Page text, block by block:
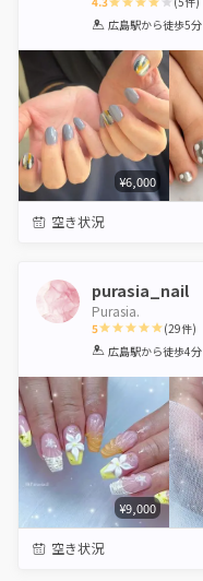
1 2 3 4 5
広島駅から徒歩5分
¥6,000
空き状況
purasia_nail
Purasia.
5
1 2 3 4 5
(29件)
広島駅から徒歩4分
¥9,000
空き状況